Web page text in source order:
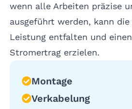
wenn alle Arbeiten präzise
ausgeführt werden, kann
Leistung entfalten und
Stromertrag erzielen.
Montage
Verkabelung